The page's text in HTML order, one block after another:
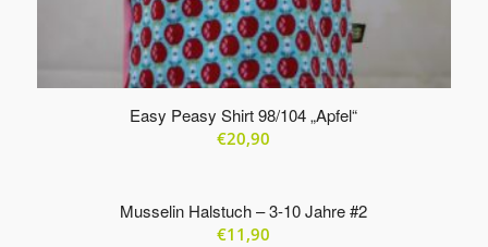
Easy Peasy Shirt 98/104 „Apfel“
€20,90
Musselin Halstuch – 3-10 Jahre #2
€11,90